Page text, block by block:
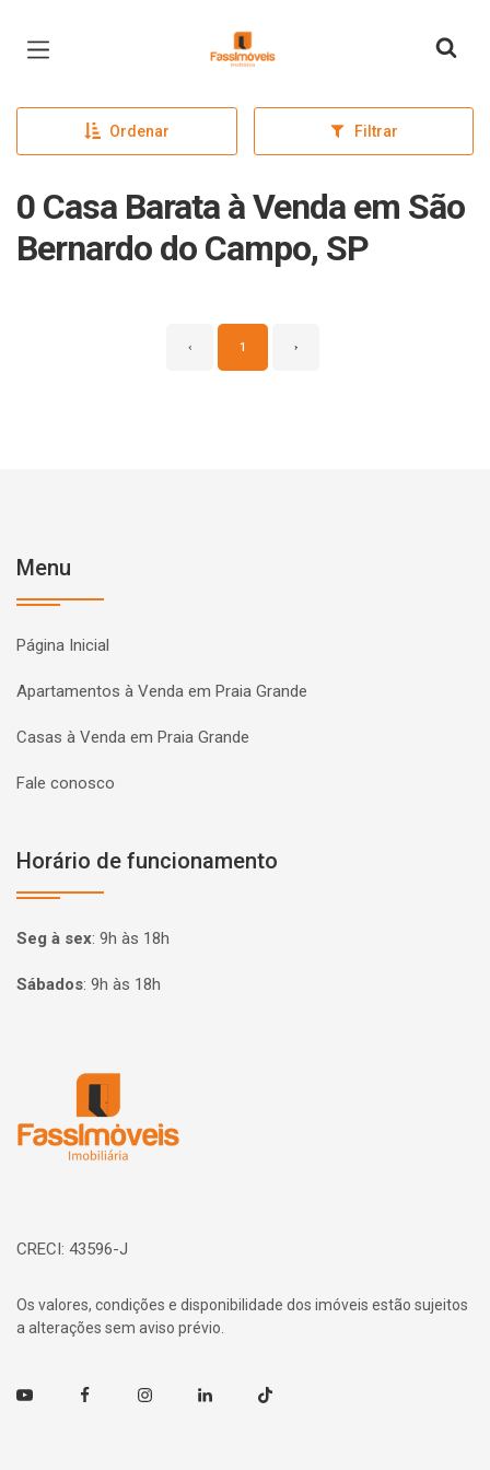
Página inicial
Ordenar Filtrar
0 Casa Barata à Venda em São
Bernardo do Campo, SP
‹ 1 ›
Menu
Página Inicial
Apartamentos à Venda em Praia Grande
Casas à Venda em Praia Grande
Fale conosco
Horário de funcionamento
Seg à sex: 9h às 18h
Sábados: 9h às 18h
CRECI: 43596-J
Os valores, condições e disponibilidade dos imóveis estão sujeitos
a alterações sem aviso prévio.
Youtube FacebookInstagramLinkedin TikTok